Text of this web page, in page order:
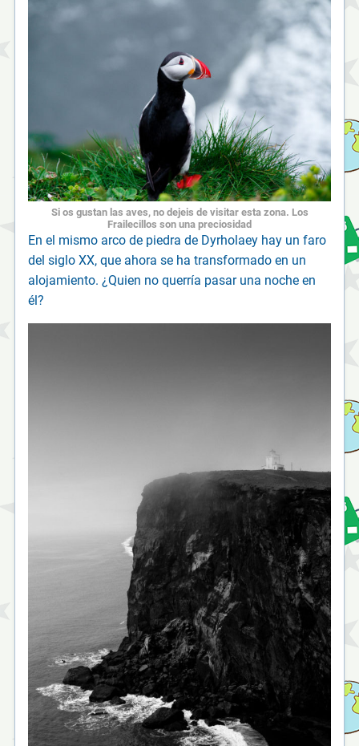
Si os gustan las aves, no dejeis de visitar esta zona. Los
Frailecillos son una preciosidad
En el mismo arco de piedra de Dyrholaey hay un faro
del siglo XX, que ahora se ha transformado en un
alojamiento. ¿Quien no querría pasar una noche en
él?